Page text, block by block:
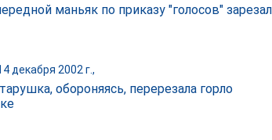
маньяк по приказу "голосов"
декабря 2002 г.,
обороняясь, перерезала горло